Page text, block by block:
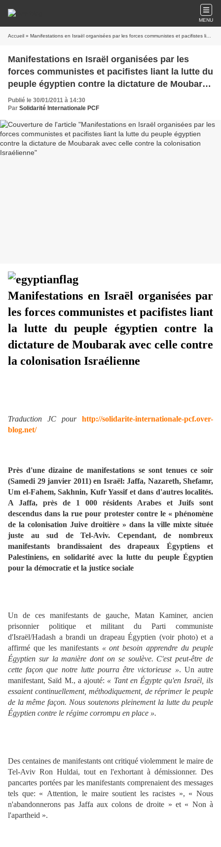
MENU
Accueil » Manifestations en Israël organisées par les forces communistes et pacifistes liant la lutte du peuple égyptien contre la dictature de Moubarak avec celle contre la colonisation Israélienne
Manifestations en Israël organisées par les
forces communistes et pacifistes liant la lutte du
peuple égyptien contre la dictature de Moubarak
avec celle contre la colonisation Israélienne
Publié le 30/01/2011 à 14:30
Par Solidarité Internationale PCF
Manifestations en Israël organisées par
les forces communistes et pacifistes liant
la lutte du peuple égyptien contre la
dictature de Moubarak avec celle contre
la colonisation Israélienne
Traduction JC pour
http://solidarite-internationale-pcf.over-
blog.net/
Près d'une dizaine de manifestations se sont tenues ce soir
(Samedi 29 janvier 2011) en Israël: Jaffa, Nazareth, Shefamr,
Um el-Fahem, Sakhnin, Kufr Yassif et dans d'autres localités.
A Jaffa, près de 1 000 résidents Arabes et Juifs sont
descendus dans la rue pour protester contre le « phénomène
de la colonisation Juive droitière » dans la ville mixte située
juste au sud de Tel-Aviv. Cependant, de nombreux
manifestants brandissaient des drapeaux Égyptiens et
Palestiniens, en solidarité avec la lutte du peuple Égyptien
pour la démocratie et la justice sociale
Un de ces manifestants de gauche, Matan Kaminer, ancien
prisonnier politique et militant du Parti communiste
d'Israël/Hadash a brandi un drapeau Égyptien (voir photo) et a
affirmé que les manifestants « ont besoin apprendre du peuple
Égyptien sur la manière dont on se soulève. C'est peut-être de
cette façon que notre lutte pourra être victorieuse ». Un autre
manifestant, Saïd M., a ajouté: « Tant en Égypte qu'en Israël, ils
essaient continuellement, méthodiquement, de réprimer le peuple
de la même façon. Nous soutenons pleinement la lutte du peuple
Égyptien contre le régime corrompu en place ».
Des centaines de manifestants ont critiqué violemment le maire de
Tel-Aviv Ron Huldai, tout en l'exhortant à démissionner. Des
pancartes portées par les manifestants comprenaient des messages
tels que: « Attention, le maire soutient les racistes », « Nous
n'abandonnerons pas Jaffa aux colons de droite » et « Non à
l'apartheid ».